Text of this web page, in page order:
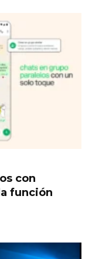
con
función